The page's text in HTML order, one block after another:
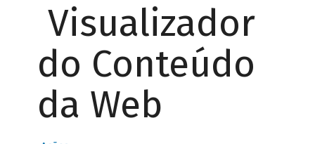
Visualizador
do Conteúdo
da Web